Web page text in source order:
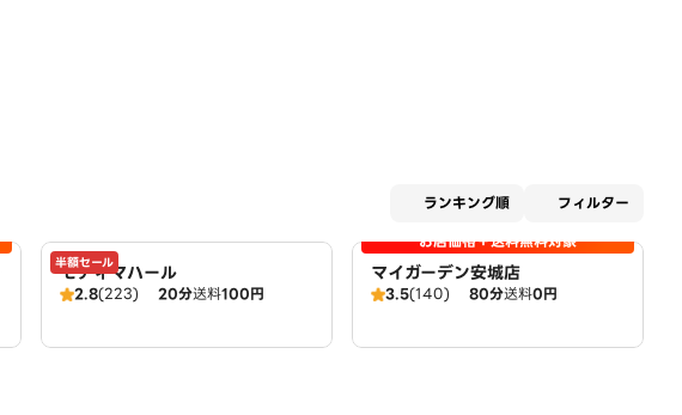
ランキング順 フィルター
半額セール
モティマハール
2.8(223) 20分送料100円
お店価格＋送料無料対象
マイガーデン安城店
3.5(140) 80分送料0円